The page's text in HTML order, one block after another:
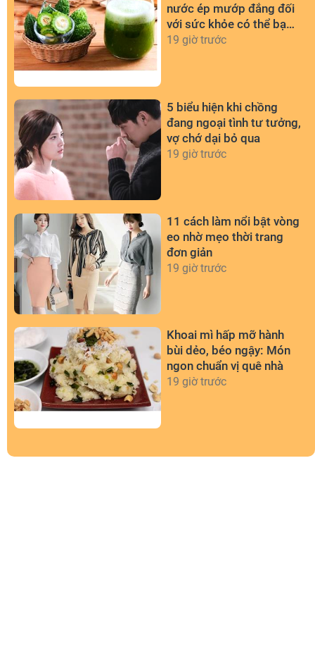
nước ép mướp đắng đối
với sức khỏe có thể bạn
chưa biết
19 giờ trước
5 biểu hiện khi chồng
đang ngoại tình tư tưởng,
vợ chớ dại bỏ qua
19 giờ trước
11 cách làm nổi bật vòng
eo nhờ mẹo thời trang
đơn giản
19 giờ trước
Khoai mì hấp mỡ hành
bùi dẻo, béo ngậy: Món
ngon chuẩn vị quê nhà
19 giờ trước